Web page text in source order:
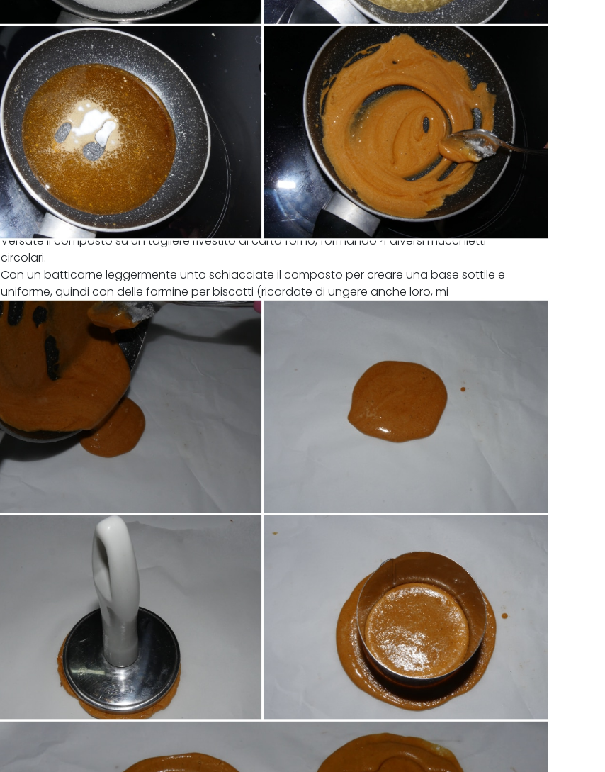
Versate il composto su un tagliere rivestito di carta forno, formando 4 diversi mucchietti
circolari.
Con un batticarne leggermente unto schiacciate il composto per creare una base sottile e
uniforme, quindi con delle formine per biscotti (ricordate di ungere anche loro, mi
raccomando) create i vostri disegni, stando attenti a non incidere l'impasto.